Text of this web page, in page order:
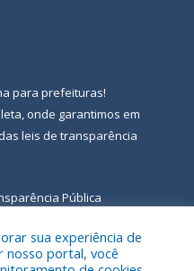
para prefeituras!
onde garantimos em
leis de transparência
Pública
sua experiência de
nosso portal, você